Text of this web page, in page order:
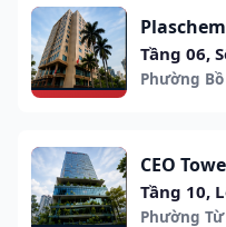
Tầng 06,
Phường
CEO
Tầng 10,
Phường